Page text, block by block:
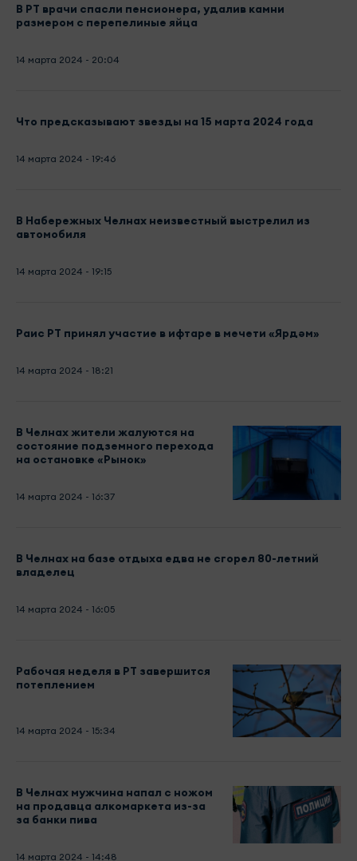
В РТ врачи спасли пенсионера, удалив камни
размером с перепелиные яйца
14 марта 2024 - 20:04
Что предсказывают звезды на 15 марта 2024 года
14 марта 2024 - 19:46
В Набережных Челнах неизвестный выстрелил из
автомобиля
14 марта 2024 - 19:15
Раис РТ принял участие в ифтаре в мечети «Ярдәм»
14 марта 2024 - 18:21
В Челнах жители жалуются на
состояние подземного перехода
на остановке «Рынок»
14 марта 2024 - 16:37
В Челнах на базе отдыха едва не сгорел 80-летний
владелец
14 марта 2024 - 16:05
Рабочая неделя в РТ завершится
потеплением
14 марта 2024 - 15:34
В Челнах мужчина напал с ножом
на продавца алкомаркета из-за
за банки пива
14 марта 2024 - 14:48